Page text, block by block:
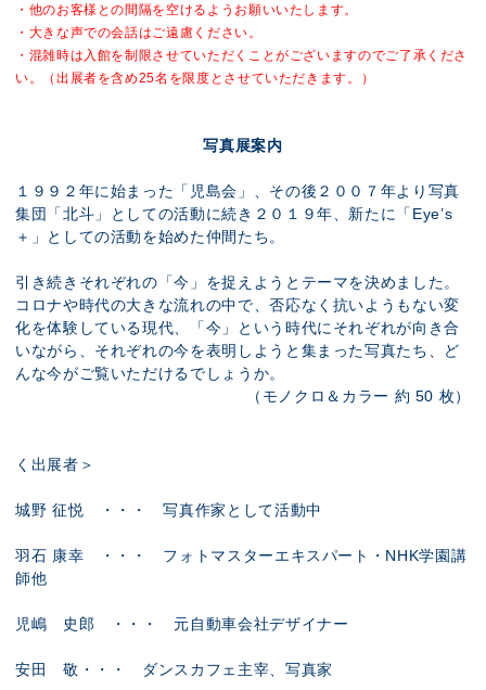
・他のお客様との間隔を空けるようお願いいたします。
・大きな声での会話はご遠慮ください。
・混雑時は入館を制限させていただくことがございますのでご了承くださ
い。
（出展者を含め25名を限度とさせていただきます。）
写真展案内
１９９２年に始まった「児島会」、その後２００７年より写真
集団「北斗」としての活動に続き２０１９年、新たに「Eye’s
＋」としての活動を始めた仲間たち。
引き続きそれぞれの「今」を捉えようとテーマを決めました。
コロナや時代の大きな流れの中で、否応なく抗いようもない変
化を体験している現代、「今」という時代にそれぞれが向き合
いながら、それぞれの今を表明しようと集まった写真たち、ど
んな今がご覧いただけるでしょうか。
（モノクロ＆カラー 約 50 枚）
く出展者＞
城野 征悦 ・・・ 写真作家として活動中
羽石 康幸 ・・・ フォトマスターエキスパート・NHK学園講
師他
児嶋 史郎 ・・・ 元自動車会社デザイナー
安田 敬・・・ ダンスカフェ主宰、写真家